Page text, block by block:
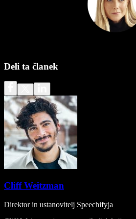
Deli ta članek
Cliff Weitzman
Direktor in ustanovitelj Speechifyja